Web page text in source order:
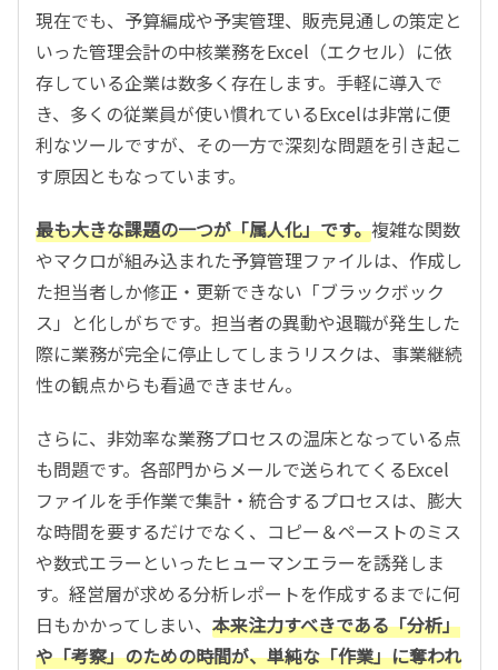
現在でも、予算編成や予実管理、販売見通しの策定と
いった管理会計の中核業務をExcel（エクセル）に依
存している企業は数多く存在します。手軽に導入で
き、多くの従業員が使い慣れているExcelは非常に便
利なツールですが、その一方で深刻な問題を引き起こ
す原因ともなっています。
最も大きな課題の一つが「属人化」です。複雑な関数
やマクロが組み込まれた予算管理ファイルは、作成し
た担当者しか修正・更新できない「ブラックボック
ス」と化しがちです。担当者の異動や退職が発生した
際に業務が完全に停止してしまうリスクは、事業継続
性の観点からも看過できません。
さらに、非効率な業務プロセスの温床となっている点
も問題です。各部門からメールで送られてくるExcel
ファイルを手作業で集計・統合するプロセスは、膨大
な時間を要するだけでなく、コピー＆ペーストのミス
や数式エラーといったヒューマンエラーを誘発しま
す。経営層が求める分析レポートを作成するまでに何
日もかかってしまい、 本来注力すべきである「分析」
や「考察」のための時間が、単純な「作業」に奪われ